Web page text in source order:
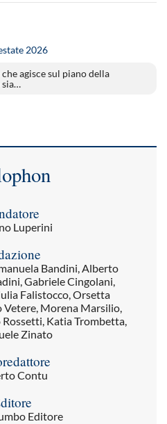
2026
che agisce sul piano della
sia…
Luperini
Bandini, Alberto
Gabriele Cingolani,
Falistocco, Orsetta
Vetere, Morena Marsilio,
Katia Trombetta,
Zinato
Contu
Editore